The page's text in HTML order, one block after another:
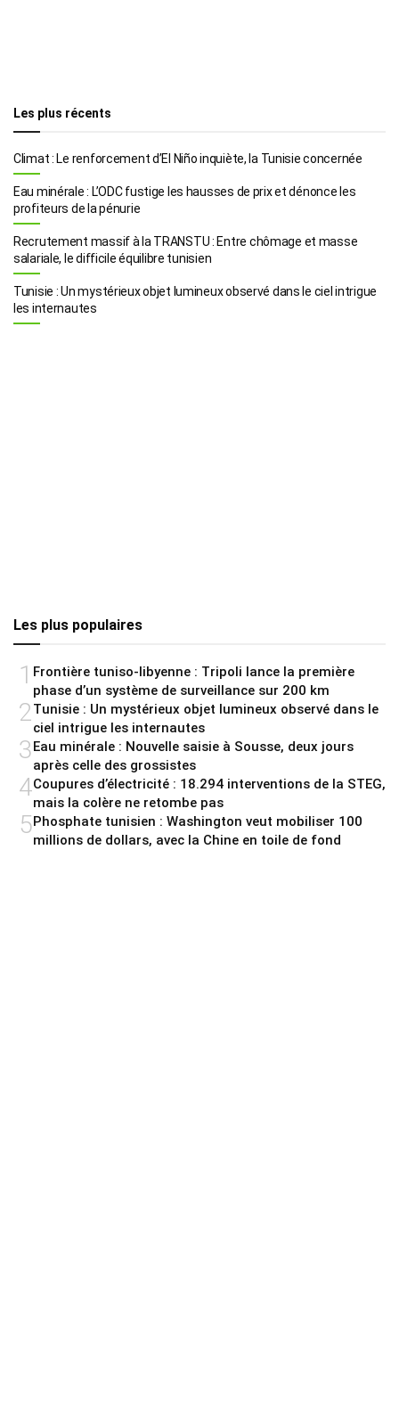
Les plus récents
Climat : Le renforcement d’El Niño inquiète, la Tunisie concernée
Eau minérale : L’ODC fustige les hausses de prix et dénonce les
profiteurs de la pénurie
Recrutement massif à la TRANSTU : Entre chômage et masse
salariale, le difficile équilibre tunisien
Tunisie : Un mystérieux objet lumineux observé dans le ciel intrigue
les internautes
Les plus populaires
1 Frontière tuniso-libyenne : Tripoli lance la première
phase d’un système de surveillance sur 200 km
2Tunisie : Un mystérieux objet lumineux observé dans le
ciel intrigue les internautes
3 Eau minérale : Nouvelle saisie à Sousse, deux jours
après celle des grossistes
4Coupures d’électricité : 18.294 interventions de la STEG,
mais la colère ne retombe pas
5Phosphate tunisien : Washington veut mobiliser 100
millions de dollars, avec la Chine en toile de fond